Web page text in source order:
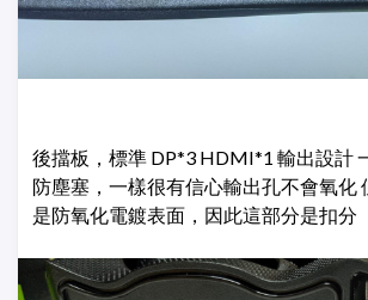
後擋板，標準 DP*3 HDMI*1 輸出設計
防塵塞，一樣很有信心輸出孔不會氧化
是防氧化電鍍表面，因此這部分是扣分